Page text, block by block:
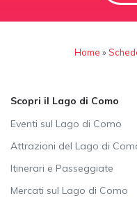
Home »
Scopri il Lago di Como
Eventi sul Lago di Como
Attrazioni del Lago di
Itinerari e Passeggiate
Mercati sul Lago di Como